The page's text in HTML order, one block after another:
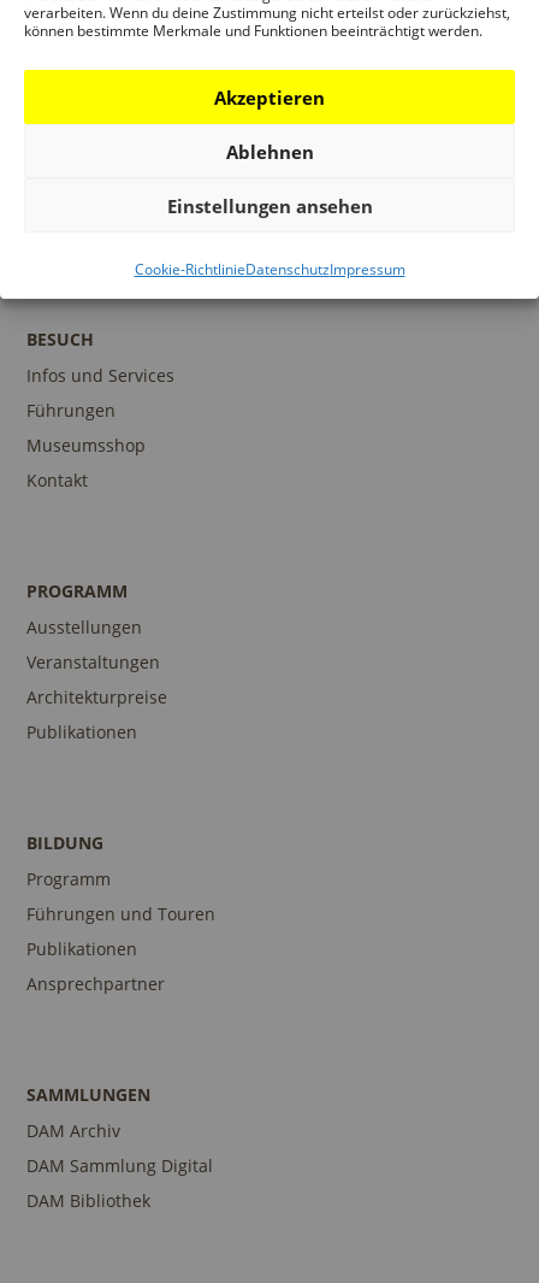
verarbeiten. Wenn du deine Zustimmung nicht erteilst oder zurückziehst,
können bestimmte Merkmale und Funktionen beeinträchtigt werden.
Akzeptieren
Ablehnen
Einstellungen ansehen
Cookie-RichtlinieDatenschutzImpressum
Frankfurt am Main
Veranstaltungen
Heute
BESUCH
Infos und Services
Führungen
Museumsshop
Kontakt
PROGRAMM
Ausstellungen
Veranstaltungen
Architekturpreise
Publikationen
BILDUNG
Programm
Führungen und Touren
Publikationen
Ansprechpartner
SAMMLUNGEN
DAM Archiv
DAM Sammlung Digital
DAM Bibliothek